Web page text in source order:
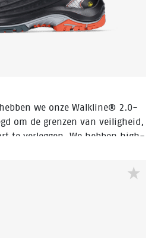
we onze Walkline® 2.0-
om de grenzen van veiligheid,
te verleggen. We hebben high-
flexibele, TPU Quattrotech® en
een schoen te creëren die is